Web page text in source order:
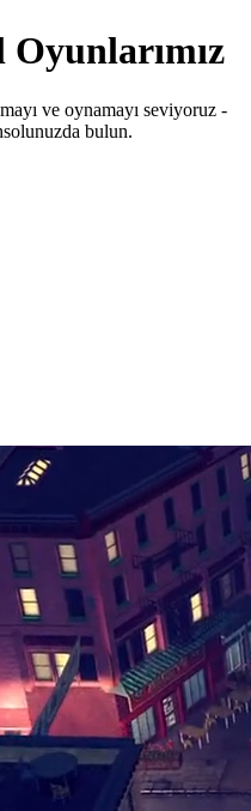
Oyunlarımız
ve oynamayı seviyoruz -
bulun.